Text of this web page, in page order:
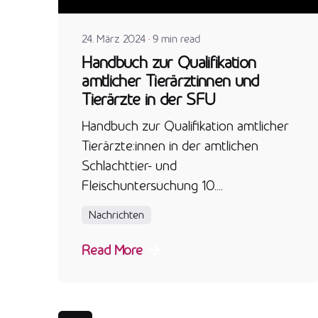
24. März 2024 9 min read
Handbuch zur Qualifikation
amtlicher Tierärztinnen und
Tierärzte in der SFU
Handbuch zur Qualifikation amtlicher
Tierärzte:innen in der amtlichen
Schlachttier- und
Fleischuntersuchung 10....
Nachrichten
Read More